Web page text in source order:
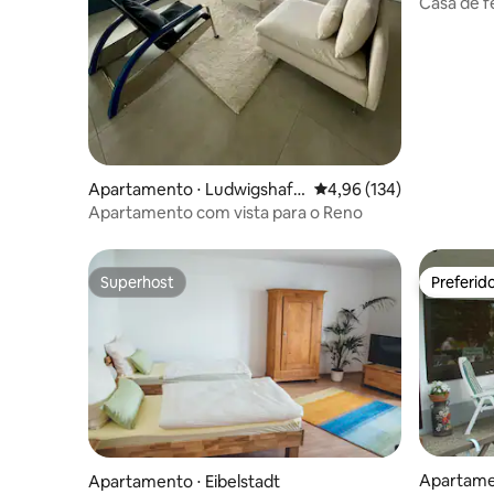
Apartamento ⋅ Ludwigshafe
n
4,96 de uma avaliação
4,96 (134)
Apartamento com vista para o Reno
Superhost
Superhost
Apartamento ⋅ Eibelstadt